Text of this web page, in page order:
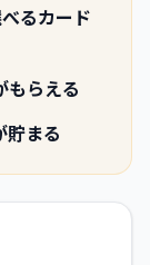
るカード
もらえる
貯まる